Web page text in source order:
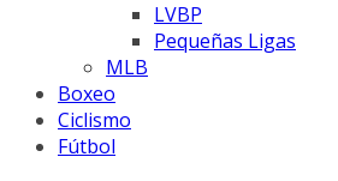
LVBP
Pequeñas Ligas
MLB
Boxeo
Ciclismo
Fútbol